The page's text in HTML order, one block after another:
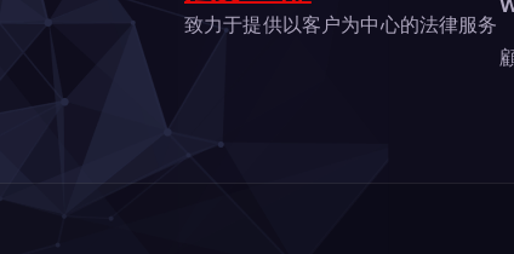
ョ
ン
致力于提供以客户为中心的法律服务